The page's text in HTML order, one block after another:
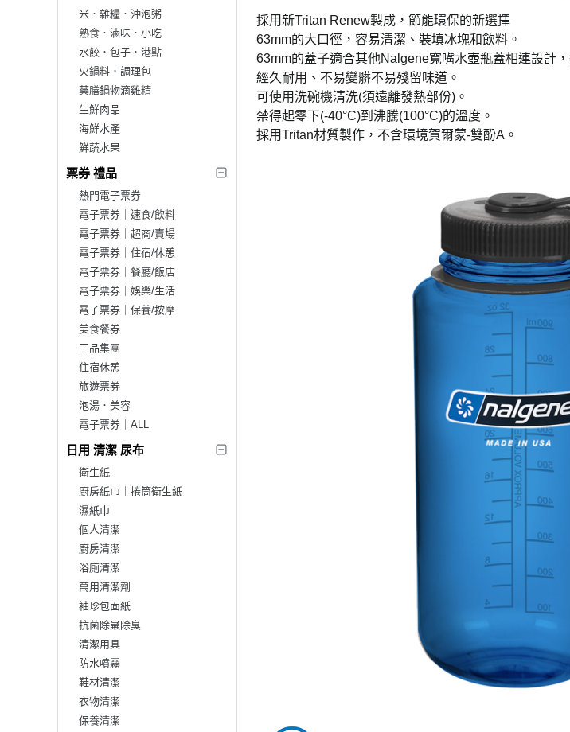
米．雜糧．沖泡粥
熟食．滷味．小吃
水餃．包子．港點
火鍋料．調理包
藥膳鍋物滴雞精
生鮮肉品
海鮮水產
鮮蔬水果
票券 禮品
熱門電子票券
電子票券｜速食/飲料
電子票券｜超商/賣場
電子票券｜住宿/休憩
電子票券｜餐廳/飯店
電子票券｜娛樂/生活
電子票券｜保養/按摩
美食餐券
王品集團
住宿休憩
旅遊票券
泡湯．美容
電子票券｜ALL
日用 清潔 尿布
衛生紙
廚房紙巾｜捲筒衛生紙
濕紙巾
個人清潔
廚房清潔
浴廁清潔
萬用清潔劑
袖珍包面紙
抗菌除蟲除臭
清潔用具
防水噴霧
鞋材清潔
衣物清潔
保養清潔
採用新Tritan Renew製成，節能環保的新選擇
63mm的大口徑，容易清潔、裝填冰塊和飲料。
63mm的蓋子適合其他Nalgene寬嘴水壺瓶蓋相連設計
經久耐用、不易變髒不易殘留味道。
可使用洗碗機清洗(須遠離發熱部份)。
禁得起零下(-40°C)到沸騰(100°C)的溫度。
採用Tritan材質製作，不含環境賀爾蒙-雙酚A。